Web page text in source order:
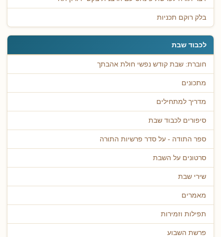
בלק רוקם תכניות
לכבוד שבת
חוברת: שבת קודש נפשי חולת אהבתך
מתכונים
מדריך למתחילים
סיפורים לכבוד שבת
ספר התודה - על סדר פרשיות התורה
סרטונים על השבת
שירי שבת
מאמרים
תפילות וזמירות
פרשת השבוע